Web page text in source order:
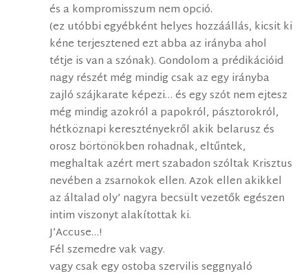
és a kompromisszum nem opció.
(ez utóbbi egyébként helyes hozzáállás, kicsit ki
kéne terjesztened ezt abba az irányba ahol
tétje is van a szónak). Gondolom a prédikációid
nagy részét még mindig csak az egy irányba
zajló szájkarate képezi… és egy szót nem ejtesz
még mindig azokról a papokról, pásztorokról,
hétköznapi keresztényekről akik belarusz és
orosz börtönökben rohadnak, eltűntek,
meghaltak azért mert szabadon szóltak Krisztus
nevében a zsarnokok ellen. Azok ellen akikkel
az általad oly’ nagyra becsült vezetők egészen
intim viszonyt alakítottak ki.
J’Accuse…!
Fél szemedre vak vagy.
vagy csak egy ostoba szervilis seggnyaló